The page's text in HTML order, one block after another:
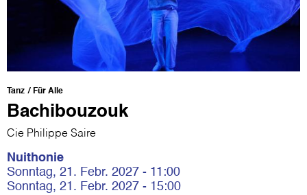
Tanz Für Alle
Bachibouzouk
Cie Philippe Saire
Nuithonie
Sonntag, 21. Febr. 2027 - 11:00
Sonntag, 21. Febr. 2027 - 15:00